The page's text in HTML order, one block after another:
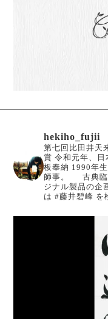
hekiho_fujii
第七回比田井天
賞 令和元年、日
板奉納 1990年生
師事。
古典
ジナル製品の企
は #藤井碧峰 を